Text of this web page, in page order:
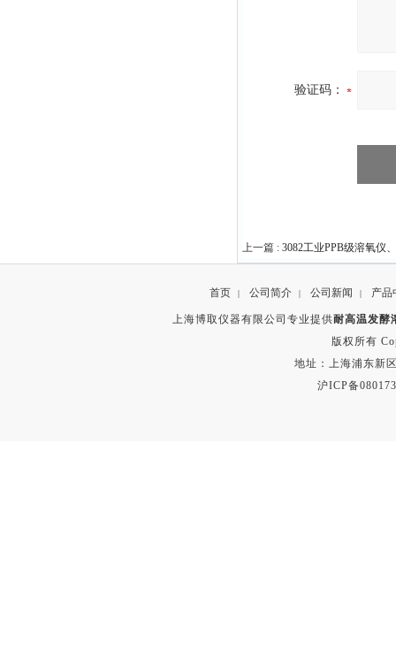
验证码：
上一篇 : 3082工业PPB级溶氧仪
首页 | 公司简介 | 公司新闻 | 产品
上海博取仪器有限公司专业提供耐高温发酵
版权所有
地址：上海浦东新
沪ICP备